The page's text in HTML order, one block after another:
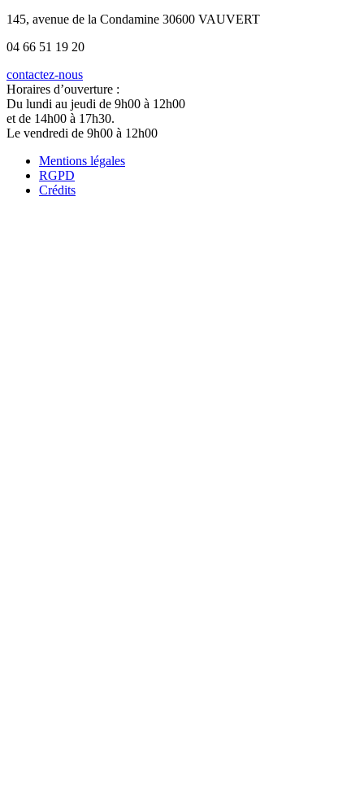
145, avenue de la Condamine 30600 VAUVERT
04 66 51 19 20
contactez-nous
Horaires d’ouverture :
Du lundi au jeudi de 9h00 à 12h00
et de 14h00 à 17h30.
Le vendredi de 9h00 à 12h00
Mentions légales
RGPD
Crédits